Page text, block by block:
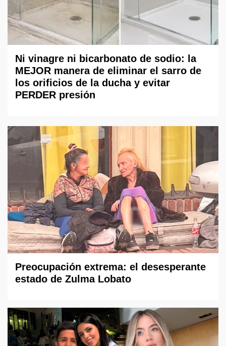
Ni vinagre ni bicarbonato de sodio: la
MEJOR manera de eliminar el sarro de
los orificios de la ducha y evitar
PERDER presión
Preocupación extrema: el desesperante
estado de Zulma Lobato